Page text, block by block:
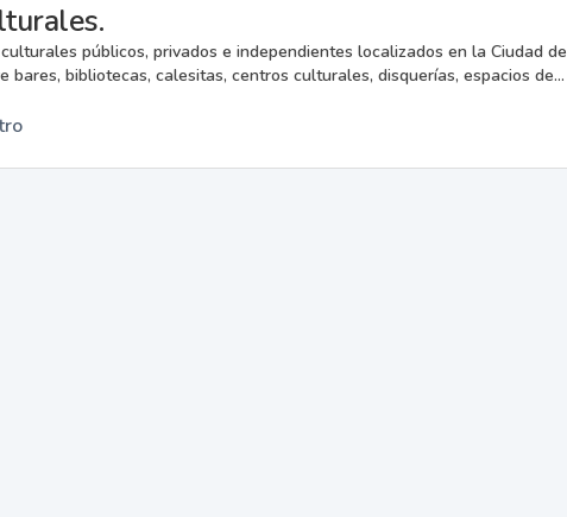
públicos, privados e independientes localizados en la Ciudad de
bares, bibliotecas, calesitas, centros culturales, disquerías, espacios de...